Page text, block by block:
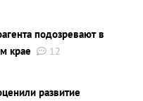
подозревают в
крае
12
развитие